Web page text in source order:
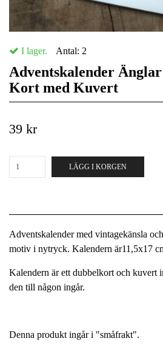
I lager. Antal: 2
Adventskalender
Kort med Kuvert
39 kr
LÄGG I KORGEN
Adventskalender med vintagekänsla
motiv i nytryck. Kalendern är11,5x17
Kalendern är ett dubbelkort och kuvert
den till någon ingår.
Denna produkt ingår i "småfrakt".